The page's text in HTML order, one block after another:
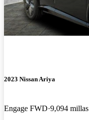
2023 Nissan Ariya
Engage FWD 9,094 millas